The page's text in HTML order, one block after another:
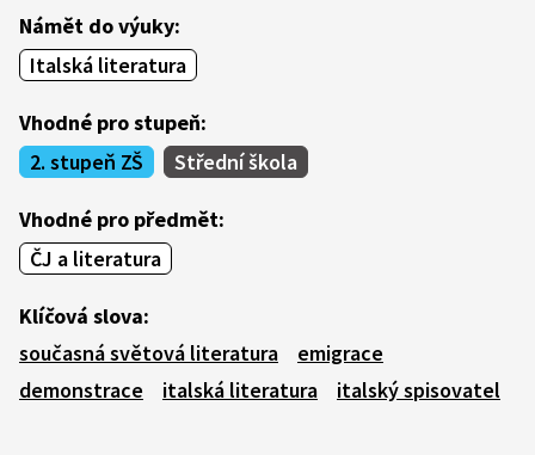
Námět do výuky:
Italská literatura
Vhodné pro stupeň:
2. stupeň ZŠ
Střední škola
Vhodné pro předmět:
ČJ a literatura
Klíčová slova:
současná světová literatura
emigrace
demonstrace
italská literatura italský spisovatel